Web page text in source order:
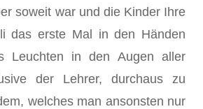
soweit war und die Kinder Ihre
das erste Mal in den Händen
Leuchten in den Augen aller
der Lehrer, durchaus zu
welches man ansonsten nur